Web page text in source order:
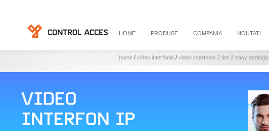
HOME PRODUSE COMPANIA NOUTATI
home / video interfonie / video interfonie 2 fire 2 easy analogic